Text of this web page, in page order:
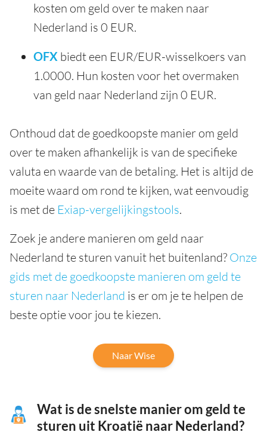
kosten om geld over te maken naar
Nederland is 0 EUR.
OFX biedt een EUR/EUR-wisselkoers van
1.0000. Hun kosten voor het overmaken
van geld naar Nederland zijn 0 EUR.
Onthoud dat de goedkoopste manier om geld
over te maken afhankelijk is van de specifieke
valuta en waarde van de betaling. Het is altijd de
moeite waard om rond te kijken, wat eenvoudig
is met de Exiap-vergelijkingstools.
Zoek je andere manieren om geld naar
Nederland te sturen vanuit het buitenland? Onze
gids met de goedkoopste manieren om geld te
sturen naar Nederland is er om je te helpen de
beste optie voor jou te kiezen.
Naar Wise
Wat is de snelste manier om geld te
sturen uit Kroatië naar Nederland?